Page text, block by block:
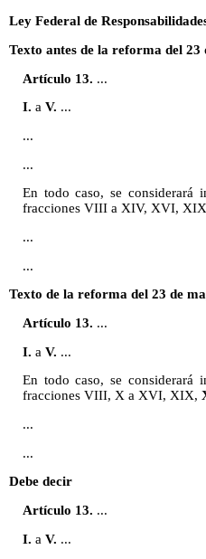
Ley Federal de
Texto antes de la reforma del 23
Artículo 13. ...
I. a V. ...
...
...
En todo caso, se considerará
fracciones VIII a XIV, XVI,
...
...
Texto de la reforma del 23 de
Artículo 13. ...
I. a V. ...
En todo caso, se considerará
fracciones VIII, X a XVI, XIX,
...
...
Debe decir
Artículo 13. ...
I. a V. ...